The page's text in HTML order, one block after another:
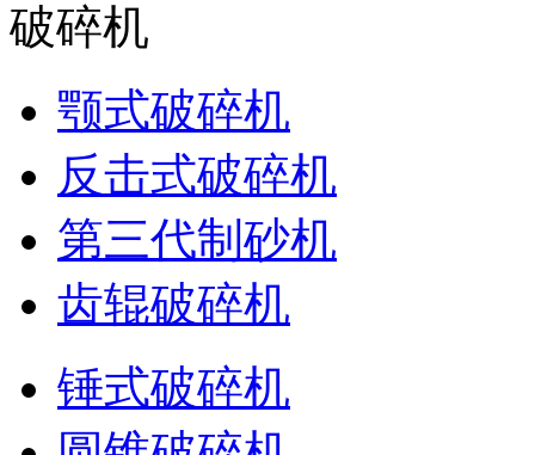
破碎机
颚式破碎机
反击式破碎机
第三代制砂机
齿辊破碎机
锤式破碎机